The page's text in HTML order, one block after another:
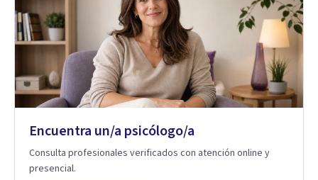
Encuentra un/a psicólogo/a
Consulta profesionales verificados con atención online y
presencial.